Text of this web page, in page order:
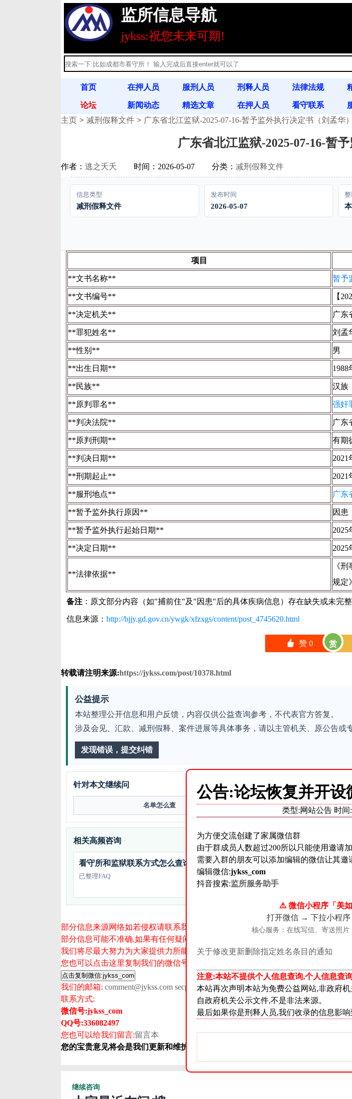
监所信息导航
jykss:祝您未来可期!
首页 在押人员 服刑人员 刑释人员 法律法规
论坛 新闻动态 精选文章 在押人员 看守联系
刑释人员 满刑名单 法律法规 书信往来 案例分析
主页 减刑假释文件 广东省北江监狱-2025-07-16-暂予监外执行决定书（刘孟华）
广东省北江监狱-2025-07-16-暂
作者： 逃之夭夭 时间：2026-05-07 分类： 减刑假释文件
信息类型
减刑假释文件
发布时间
2026-05-07
项目
**文书名称** 暂予
**文书编号** 【
**决定机关** 广东
**罪犯姓名** 刘孟
**性别** 男
**出生日期** 1988
**民族** 汉族
**原判罪名** 强奸
**判决法院** 广东
**原判刑期** 有期
**判决日期** 2021
**刑期起止** 2021
**服刑地点** 广东
**暂予监外执行原因** 因患
**暂予监外执行起始日期** 2025
**决定日期** 2025
**法律依据**
《
规定
备注 ：原文部分内容（如"捕前住"及"因患"后的具体疾病信息）存在缺失或未完整
信息来源： http://bjjy.gd.gov.cn/ywgk/xfzxgs/content/post_4745620.html
󰄼 赞 0 赏
转载请注明来源:https://jykss.com/post/10378.html
公益提示
本站整理公开信息和用户反馈，内容仅供公益查询参考，不代表官方答复。
涉及会见、汇款、减刑假释、案件进展等具体事务，请以主管机关、原公告或
发现错误，提交纠错
针对本文继续问
名单怎么查 公示怎么看
相关高频咨询
看守所和监狱联系方式怎么查询？
已整理FAQ
广东省阳江监狱会见预约和
对？
已整理FAQ
部分信息来源网络如若侵权请联系我们删除谢谢！
部分信息可能不准确,如果有任何疑问可以给我们留言或者联系我们
我们将尽最大努力为大家提供力所能及的帮助,并且承诺我们是完全免费公益的!
您也可以点击这里复制我们的微信号并打开微信添加我们为好友
我们的邮箱: comment@jykss.com secpol@qq.com
联系方式:
微信号:jykss_com
QQ号:336082497
您也可以给我们留言:留言本
您的宝贵意见将会是我们更新和维护的动力源泉!
继续咨询
公告:论坛恢复并开设
类型:网站公告 时间:
为方便交流创建了家属微信群
由于群成员人数超过200所以只能使用邀请加
需要入群的朋友可以添加编辑的微信让其邀
编辑微信:jykss_com
抖音搜索:监所服务助手
⚠️ 微信小程序「美如
打开微信 → 下拉小程
核心服务：在线写信、寄送照
关于修改更新删除指定姓名条目的通知
注意:本站不提供个人信息查询,个人信息查
本站再次声明本站为免费公益网站,非政府
自政府机关公示文件,不是非法来源。
最后如果你是刑释人员,我们收录的信息影